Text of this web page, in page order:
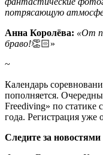
потрясающую
Анна Королёва: «От
браво!👏🏻»
~
Календарь
пополняется.
Freediving» по статике
года. Регистрация уже
Следите за